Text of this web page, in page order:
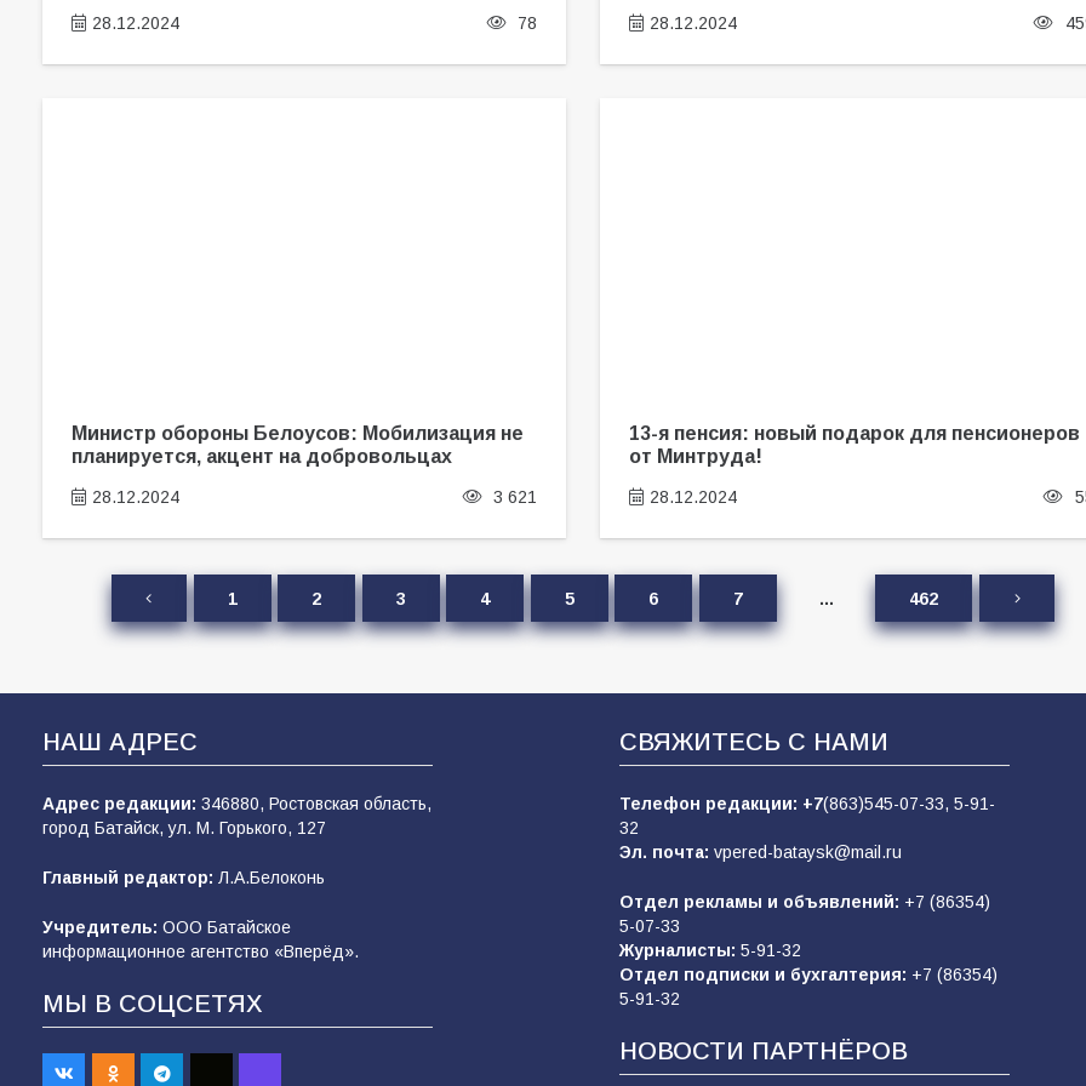
28.12.2024 78 28.12.2024
Министр обороны Белоусов: Мобилизация не
планируется, акцент на добровольцах
28.12.2024 3 621
13-я пенсия: новый подарок для пенсионеров
от Минтруда!
28.12.2024
1 2 3 4 5 6 7 … 462
НАШ АДРЕС
Адрес редакции: 346880, Ростовская область,
город Батайск, ул. М. Горького, 127
Главный редактор: Л.А.Белоконь
Учредитель: ООО Батайское
информационное агентство «Вперёд».
МЫ В СОЦСЕТЯХ
СВЯЖИТЕСЬ С НАМИ
Телефон редакции: +7(863)545-07-33, 5-91-
32
Эл. почта: vpered-bataysk@mail.ru
Отдел рекламы и объявлений: +7 (86354)
5-07-33
Журналисты: 5-91-32
Отдел подписки и бухгалтерия: +7 (86354)
5-91-32
НОВОСТИ ПАРТНЁРОВ